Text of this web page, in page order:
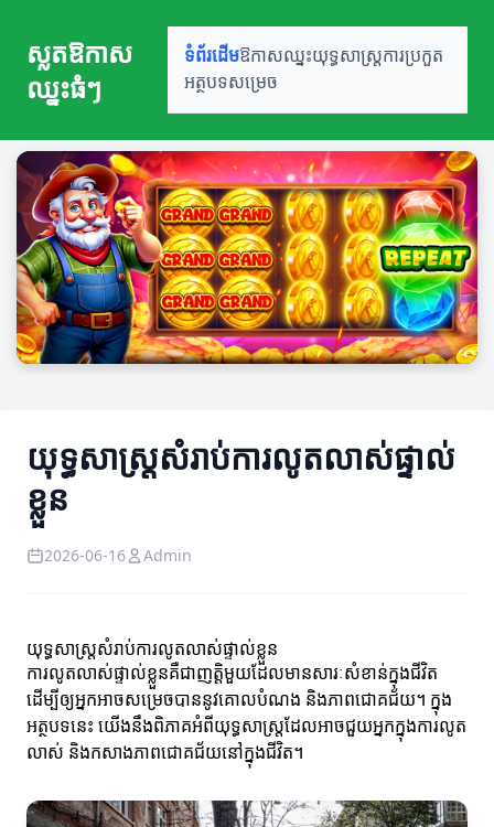
ស្លតឱកាស
ឈ្នះធំៗ
ទំព័រដើមឱកាសឈ្នះយុទ្ធសាស្ត្រការប្រកួត
អត្ថបទសម្រេច
យុទ្ធសាស្ត្រសំរាប់ការលូតលាស់ផ្ទាល់
ខ្លួន
2026-06-16 Admin
យុទ្ធសាស្ត្រសំរាប់ការលូតលាស់ផ្ទាល់ខ្លួន
ការលូតលាស់ផ្ទាល់ខ្លួនគឺជា​ញត្តិមួយដែលមានសារៈសំខាន់ក្នុងជីវិត
ដើម្បីឲ្យអ្នកអាចសម្រេចបាននូវគោលបំណង និងភាពជោគជ័យ។ ក្នុង
អត្ថបទនេះ យើងនឹងពិភាគអំពីយុទ្ធសាស្ត្រដែលអាចជួយអ្នកក្នុងការលូត
លាស់ និងកសាងភាពជោគជ័យនៅក្នុងជីវិត។